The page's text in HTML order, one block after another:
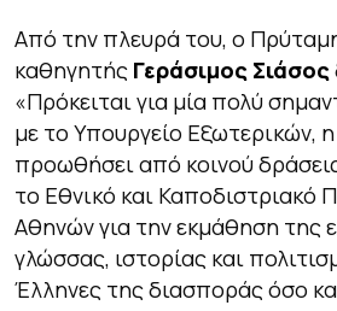
Από την πλευρά του, ο
καθηγητής Γεράσιμος Σιάσος
«Πρόκειται για μία πολύ
με το Υπουργείο Εξωτερικών,
προωθήσει από κοινού
το Εθνικό και Καποδιστριακό
Αθηνών για την εκμάθηση της
γλώσσας, ιστορίας και
Έλληνες της διασποράς όσο